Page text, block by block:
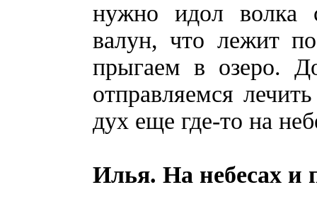
нужно идол волка
валун, что лежит
прыгаем в озеро.
отправляемся
дух еще где-то на
Илья. На небесах и